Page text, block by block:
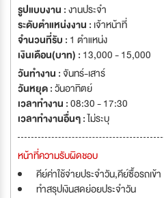
รูปแบบงาน :งานประจำ
ระดับตำแหน่งงาน : เจ้าหน้าที่
จำนวนที่รับ : 1 ตำแหน่ง
เงินเดือน(บาท) : 13,000 - 15,000
วันทำงาน :จันทร์-เสาร์
วันหยุด :วันอาทิตย์
เวลาทำงาน :08:30 - 17:30
เวลาทำงานอื่นๆ :ไม่ระบุ
หน้าที่ความรับผิดชอบ
คีย์ค่าใช้จ่ายประจำวัน,คีย์ซื้อรถเข้า
ทำสรุปเงินสดย่อยประจำวัน